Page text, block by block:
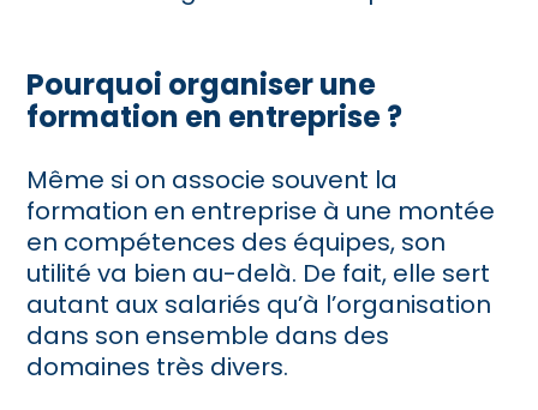
Pourquoi organiser une
formation en entreprise ?
Même si on associe souvent la
formation en entreprise à une montée
en compétences des équipes, son
utilité va bien au-delà. De fait, elle sert
autant aux salariés qu’à l’organisation
dans son ensemble dans des
domaines très divers.